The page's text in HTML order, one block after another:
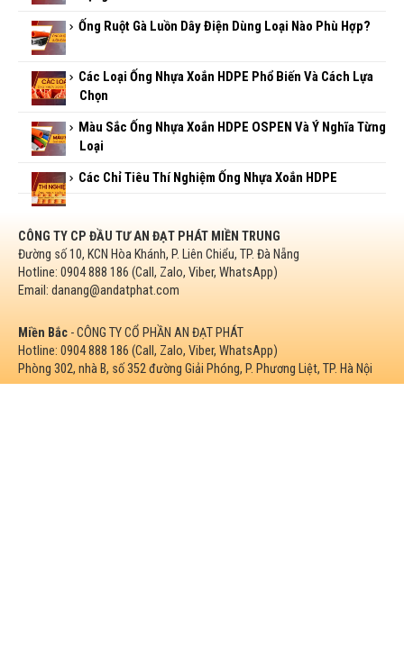
Ống Ruột Gà Luồn Dây Điện Dùng Loại Nào Phù Hợp?
Các Loại Ống Nhựa Xoắn HDPE Phổ Biến Và Cách Lựa
Chọn
Màu Sắc Ống Nhựa Xoắn HDPE OSPEN Và Ý Nghĩa Từng
Loại
Các Chỉ Tiêu Thí Nghiệm Ống Nhựa Xoắn HDPE
CÔNG TY CP ĐẦU TƯ AN ĐẠT PHÁT MIỀN TRUNG
Đường số 10, KCN Hòa Khánh, P. Liên Chiểu, TP. Đà Nẵng
Hotline: 0904 888 186 (Call, Zalo, Viber, WhatsApp)
Email: danang@andatphat.com
Miền Bắc - CÔNG TY CỔ PHẦN AN ĐẠT PHÁT
Hotline: 0904 888 186 (Call, Zalo, Viber, WhatsApp)
Phòng 302, nhà B, số 352 đường Giải Phóng, P. Phương Liệt, TP. Hà Nội